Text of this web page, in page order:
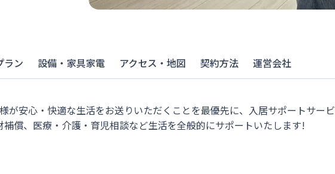
ラン 設備・家具家電 アクセス・地図 契約方法 運営会社
が安心・快適な生活をお送りいただくことを最優先に、入居サポートサー
償、医療・介護・育児相談など生活を全般的にサポートいたします!